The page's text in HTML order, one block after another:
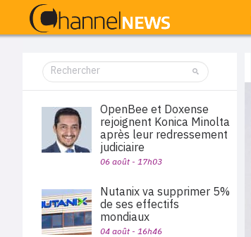
OpenBee et Doxense
rejoignent Konica Minolta
après leur redressement
judiciaire
06 août - 17h03
Nutanix va supprimer 5%
de ses effectifs
mondiaux
04 août - 16h46